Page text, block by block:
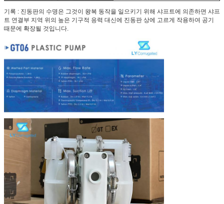
기록 : 진동판의 수명은 그것이 왕복 동작을 일으키기 위해 샤프트에 의존하면 샤프
트 연결부 지역 위의 높은 기구적 응력 대신에 진동판 상에 고르게 작용하여 공기
때문에 확장될 것입니다.